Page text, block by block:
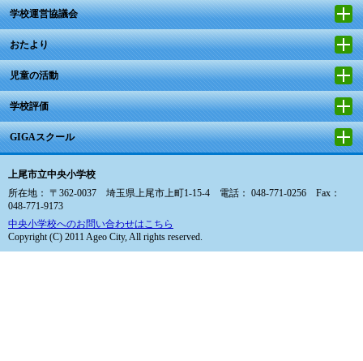
学校運営協議会
おたより
児童の活動
学校評価
GIGAスクール
上尾市立中央小学校
所在地： 〒362-0037 埼玉県上尾市上町1-15-4 電話： 048-771-0256 Fax：
048-771-9173
中央小学校へのお問い合わせはこちら
Copyright (C) 2011 Ageo City, All rights reserved.